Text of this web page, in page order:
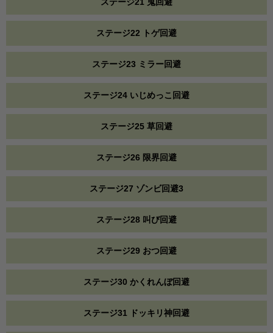
ステージ22 トゲ回避
ステージ23 ミラー回避
ステージ24 いじめっこ回避
ステージ25 草回避
ステージ26 限界回避
ステージ27 ゾンビ回避3
ステージ28 叫び回避
ステージ29 おつ回避
ステージ30 かくれんぼ回避
ステージ31 ドッキリ神回避